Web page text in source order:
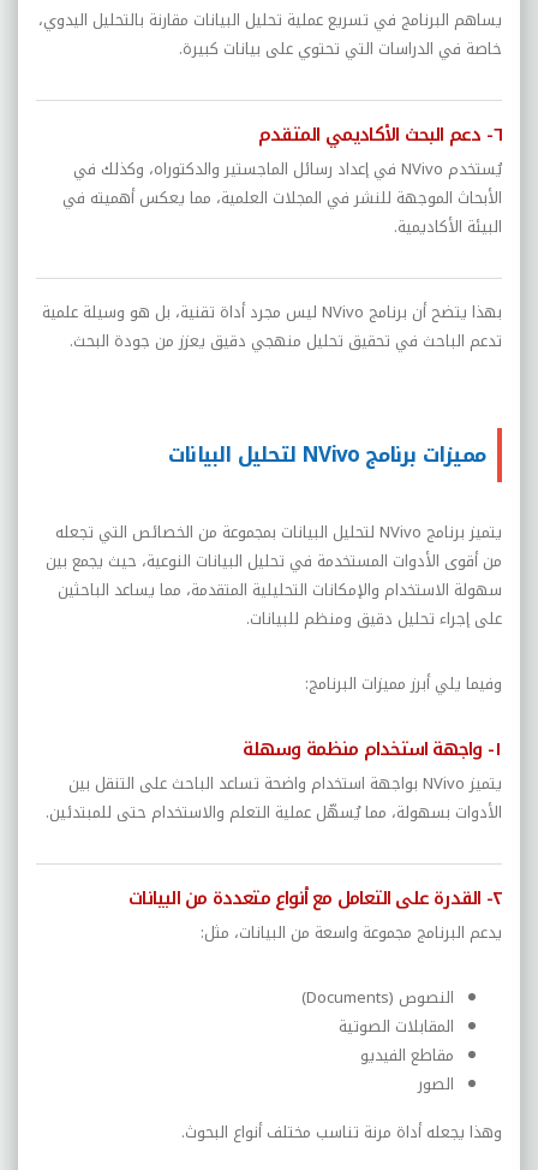
يساهم البرنامج في تسريع عملية تحليل البيانات مقارنة بالتحليل اليدوي،
خاصة في الدراسات التي تحتوي على بيانات كبيرة.
٦- دعم البحث الأكاديمي المتقدم
يُستخدم NVivo في إعداد رسائل الماجستير والدكتوراه، وكذلك في
الأبحاث الموجهة للنشر في المجلات العلمية، مما يعكس أهميته في
البيئة الأكاديمية.
بهذا يتضح أن برنامج NVivo ليس مجرد أداة تقنية، بل هو وسيلة علمية
تدعم الباحث في تحقيق تحليل منهجي دقيق يعزز من جودة البحث.
مميزات برنامج NVivo لتحليل البيانات
يتميز برنامج NVivo لتحليل البيانات بمجموعة من الخصائص التي تجعله
من أقوى الأدوات المستخدمة في تحليل البيانات النوعية، حيث يجمع بين
سهولة الاستخدام والإمكانات التحليلية المتقدمة، مما يساعد الباحثين
على إجراء تحليل دقيق ومنظم للبيانات.
وفيما يلي أبرز مميزات البرنامج:
١- واجهة استخدام منظمة وسهلة
يتميز NVivo بواجهة استخدام واضحة تساعد الباحث على التنقل بين
الأدوات بسهولة، مما يُسهّل عملية التعلم والاستخدام حتى للمبتدئين.
٢- القدرة على التعامل مع أنواع متعددة من البيانات
يدعم البرنامج مجموعة واسعة من البيانات، مثل:
النصوص (Documents)
المقابلات الصوتية
مقاطع الفيديو
الصور
وهذا يجعله أداة مرنة تناسب مختلف أنواع البحوث.